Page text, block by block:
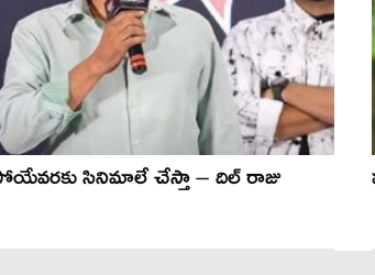
సినిమాలే చేస్తా – దిల్ రాజు